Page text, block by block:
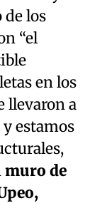
los
“el
en los
llevaron a
estamos
muro de